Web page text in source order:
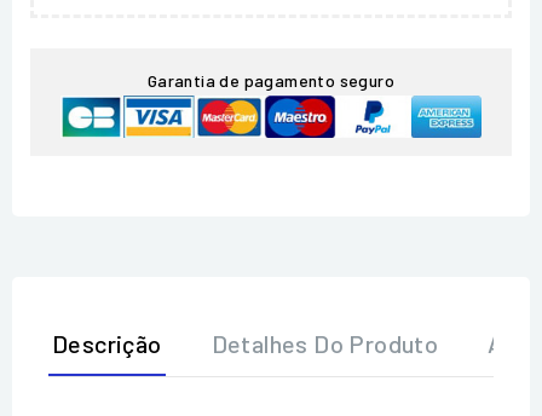
Garantia de pagamento seguro
Descrição Detalhes Do Produto